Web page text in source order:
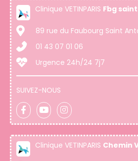
Clinique VETINPARIS Fbg
89 rue du Faubourg Saint
01 43 07 01 06
Urgence 24h/24 7j7
SUIVEZ-NOUS
Clinique VETINPARIS Chemin